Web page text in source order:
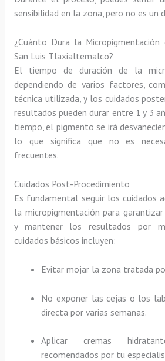
sensibilidad en la zona, pero no es un
¿Cuánto Dura la Micropigmentación
San Luis Tlaxialtemalco?
El tiempo de duración de la
dependiendo de varios factores,
técnica utilizada, y los cuidados
resultados pueden durar entre 1 y 3
tiempo, el pigmento se irá
lo que significa que no es
frecuentes.
Cuidados Post-Procedimiento
Es fundamental seguir los cuidados
la micropigmentación para
y mantener los resultados por
cuidados básicos incluyen:
Evitar mojar la zona tratada
No exponer las cejas o los
directa por varias semanas.
Aplicar cremas
recomendados por tu